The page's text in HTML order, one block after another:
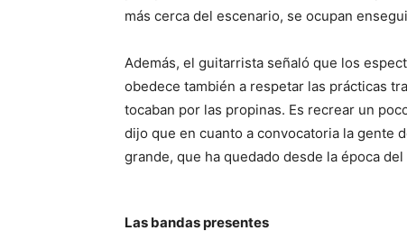
más cerca del escenario, se ocupan
Además, el guitarrista señaló que los
obedece también a respetar las prácticas
tocaban por las propinas. Es recrear un
dijo que en cuanto a convocatoria la gente
grande, que ha quedado desde la época del
Las bandas presentes